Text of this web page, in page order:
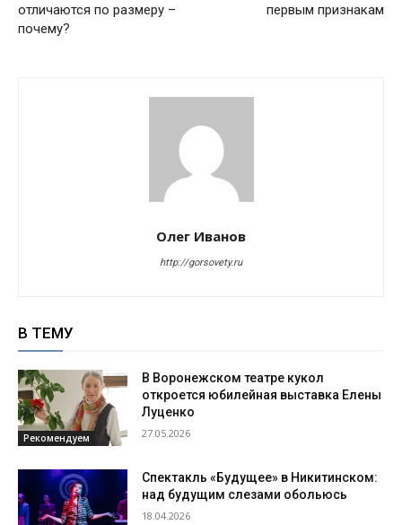
отличаются по размеру –
почему?
первым признакам
Олег Иванов
http://gorsovety.ru
В ТЕМУ
Рекомендуем
В Воронежском театре кукол
откроется юбилейная выставка Елены
Луценко
27.05.2026
Спектакль «Будущее» в Никитинском:
над будущим слезами обольюсь
18.04.2026